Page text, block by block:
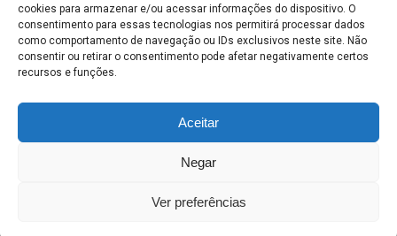
cookies para armazenar e/ou acessar informações do dispositivo. O
consentimento para essas tecnologias nos permitirá processar dados
como comportamento de navegação ou IDs exclusivos neste site. Não
consentir ou retirar o consentimento pode afetar negativamente certos
recursos e funções.
Aceitar
Negar
Ver preferências
informativo, servindo como boletins de divulgação, e não devem ser
interpretadas como recomendações de investimento.Leia mais
Bolsa de Valores